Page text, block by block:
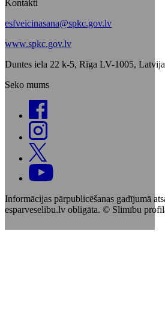
Kontakti
esfveicinasana@spkc.gov.lv
www.spkc.gov.lv
Duntes iela 22 k-5, Rīga LV-1005, Latvija
Seko mums
Informācijas pārpublicēšanas gadījumā
esparveselibu.lv obligāta. © Slimību